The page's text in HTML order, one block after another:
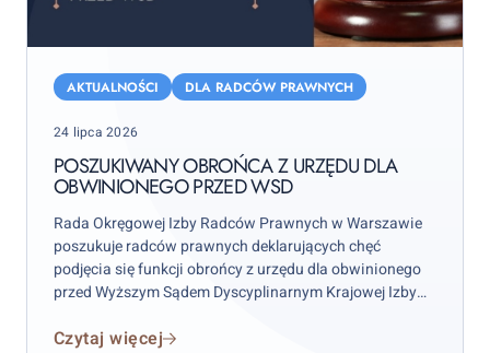
obrońca
urzędu
obwinionego
przed
WSD
AKTUALNOŚCI DLA RADCÓW PRAWNYCH
Posted
24 lipca 2026
POSZUKIWANY OBROŃCA Z URZĘDU DLA
OBWINIONEGO PRZED WSD
Rada Okręgowej Izby Radców Prawnych w Warszawie
poszukuje radców prawnych deklarujących chęć
podjęcia się funkcji obrońcy z urzędu dla obwinionego
przed Wyższym Sądem Dyscyplinarnym Krajowej Izby
imieniu obwinionego kasacji do Sądu Najwyższego.
Czytaj więcej